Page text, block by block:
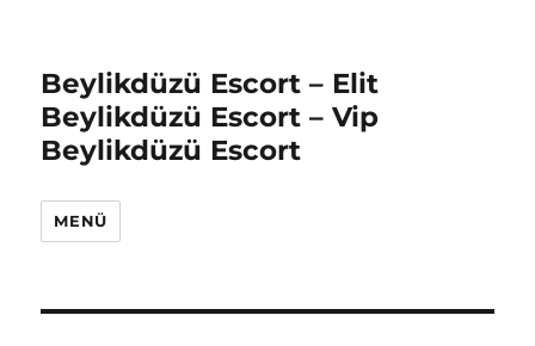
Beylikdüzü Escort – Elit
Beylikdüzü Escort – Vip
Beylikdüzü Escort
MENÜ